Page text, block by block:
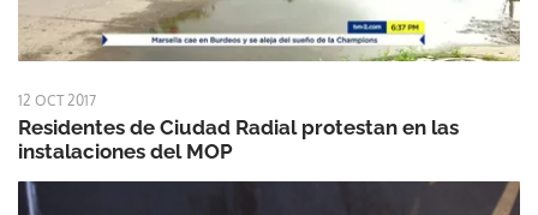
12 OCT 2017
Residentes de Ciudad Radial protestan en las
instalaciones del MOP